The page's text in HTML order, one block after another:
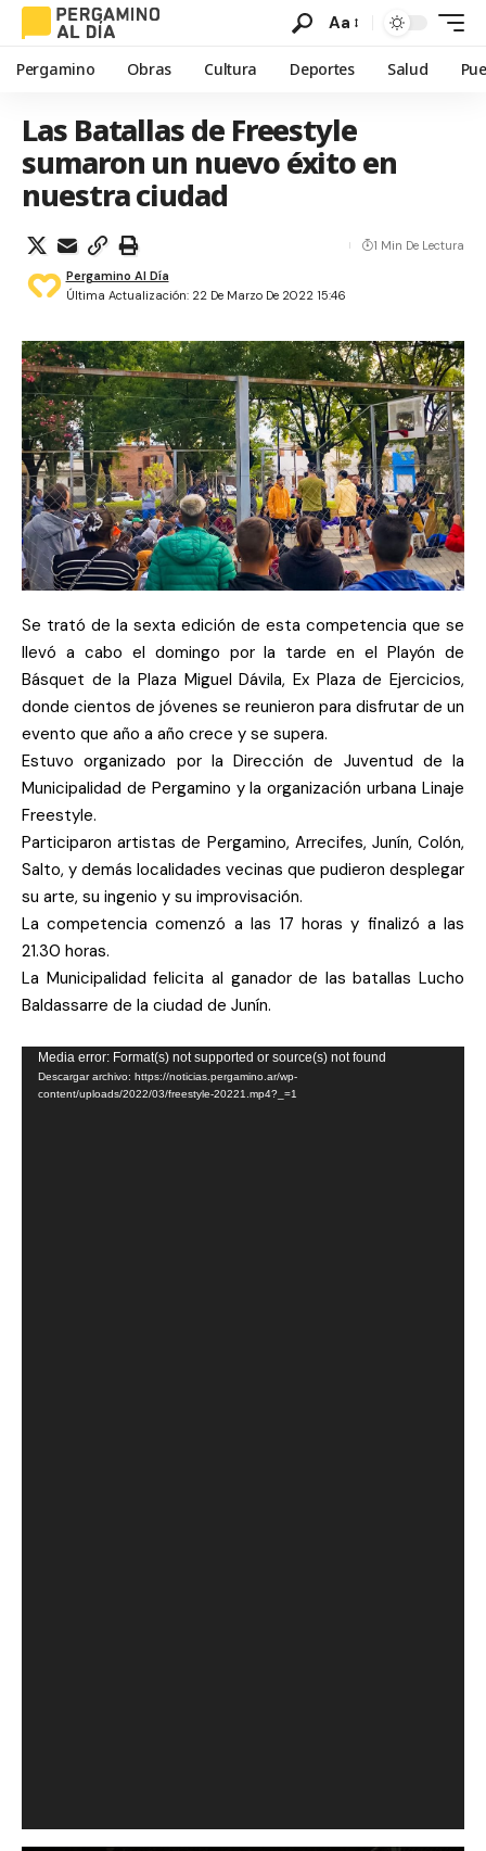
Aa
Pergamino Obras Cultura Deportes Salud
Las Batallas de Freestyle
sumaron un nuevo éxito en
nuestra ciudad
Última Actualización: 22 De Marzo De 2022 15:46
Pergamino Al Día
1 Min De Lectura
Se trató de la sexta edición de esta competencia que se
llevó a cabo el domingo por la tarde en el Playón de
Básquet de la Plaza Miguel Dávila, Ex Plaza de Ejercicios,
donde cientos de jóvenes se reunieron para disfrutar de un
evento que año a año crece y se supera.
Estuvo organizado por la Dirección de Juventud de la
Municipalidad de Pergamino y la organización urbana Linaje
Freestyle.
Participaron artistas de Pergamino, Arrecifes, Junín, Colón,
Salto, y demás localidades vecinas que pudieron desplegar
su arte, su ingenio y su improvisación.
La competencia comenzó a las 17 horas y finalizó a las
21.30 horas.
La Municipalidad felicita al ganador de las batallas Lucho
Baldassarre de la ciudad de Junín.
Reproductor
de
Media error: Format(s) not supported or source(s) not found
Descargar archivo: https://noticias.pergamino.ar/wp-
content/uploads/2022/03/freestyle-20221.mp4?_=1